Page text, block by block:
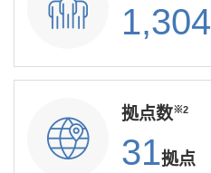
1,304
拠点数※2
31拠点